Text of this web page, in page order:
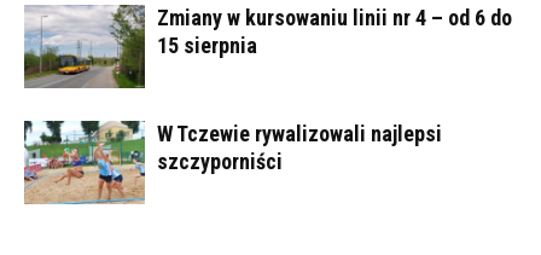
Zmiany w kursowaniu linii nr 4 – od 6 do
15 sierpnia
W Tczewie rywalizowali najlepsi
szczyporniści